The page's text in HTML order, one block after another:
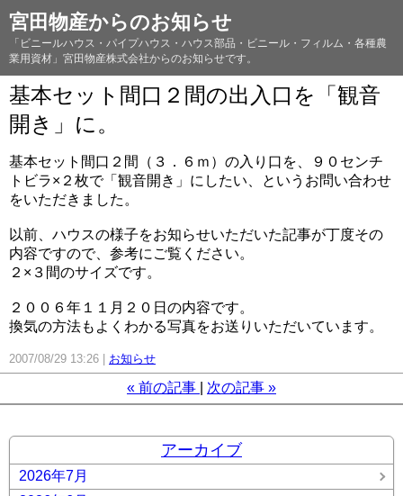
宮田物産からのお知らせ
「ビニールハウス・パイプハウス・ハウス部品・ビニール・フィルム・各種農
業用資材」宮田物産株式会社からのお知らせです。
基本セット間口２間の出入口を「観音
開き」に。
基本セット間口２間（３．６ｍ）の入り口を、９０センチ
トビラ×２枚で「観音開き」にしたい、というお問い合わせ
をいただきました。
以前、ハウスの様子をお知らせいただいた記事が丁度その
内容ですので、参考にご覧ください。
２×３間のサイズです。
２００６年１１月２０日の内容です。
換気の方法もよくわかる写真をお送りいただいています。
2007/08/29 13:26 お知らせ
« 前の記事 次の記事 »
アーカイブ
2026年7月